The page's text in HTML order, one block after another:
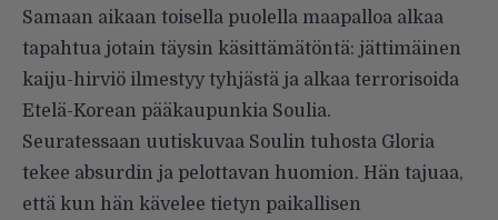
Samaan aikaan toisella puolella maapalloa alkaa
tapahtua jotain täysin käsittämätöntä: jättimäinen
kaiju-hirviö ilmestyy tyhjästä ja alkaa terrorisoida
Etelä-Korean pääkaupunkia Soulia.
Seuratessaan uutiskuvaa Soulin tuhosta Gloria
tekee absurdin ja pelottavan huomion. Hän tajuaa,
että kun hän kävelee tietyn paikallisen